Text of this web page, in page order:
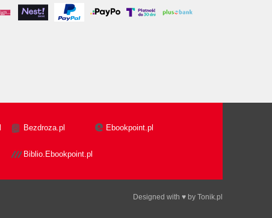
Bezdroza.pl Ebookpoint.pl
Biblio.Ebookpoint.pl
Designed with ♥ by Tonik.pl